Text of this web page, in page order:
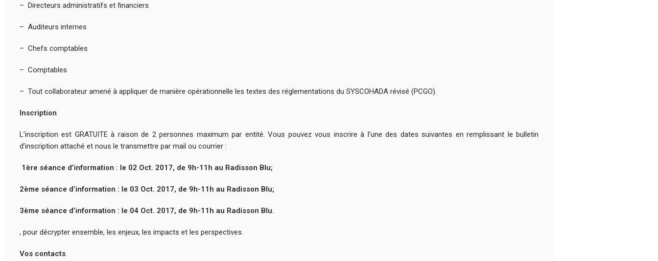
– Directeurs administratifs et financiers
– Auditeurs internes
– Chefs comptables
– Comptables
– Tout collaborateur amené à appliquer de manière opérationnelle les textes des réglementations du SYSCOHADA révisé (PCGO).
Inscription
L’inscription est GRATUITE à raison de 2 personnes maximum par entité. Vous pouvez vous inscrire à l’une des dates suivantes en remplissant le bulletin
d’inscription attaché et nous le transmettre par mail ou courrier :
1ère séance d’information : le 02 Oct. 2017, de 9h-11h au Radisson Blu;
2ème séance d’information : le 03 Oct. 2017, de 9h-11h au Radisson Blu;
3ème séance d’information : le 04 Oct. 2017, de 9h-11h au Radisson Blu.
, pour décrypter ensemble, les enjeux, les impacts et les perspectives.
Vos contacts